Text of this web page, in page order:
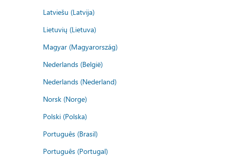
Latviešu (Latvija)
Lietuvių (Lietuva)
Magyar (Magyarország)
Nederlands (België)
Nederlands (Nederland)
Norsk (Norge)
Polski (Polska)
Português (Brasil)
Português (Portugal)